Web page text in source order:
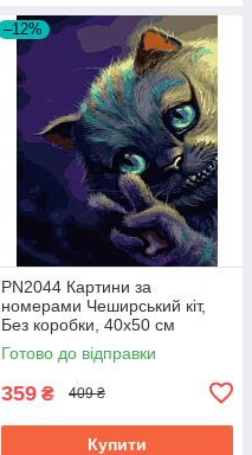
–12%
PN2044 Картини за
номерами Чеширський кіт,
Без коробки, 40х50 см
Готово до відправки
359 ₴ 409 ₴
Купити